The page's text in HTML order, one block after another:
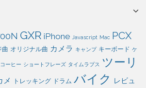
GXR iPhone Javascript Mac PCX
曲 オリジナル曲 カメラ キャンプ キーボード ケ
コーヒー ショートフレーズ タイムラプス ツーリ
メ トレッキング ドラム バイク レビュ